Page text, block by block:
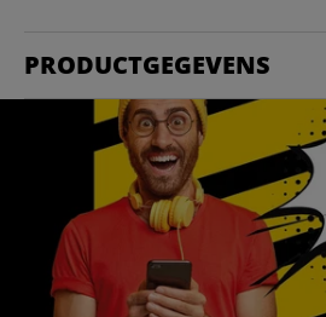
PRODUCTGEGEVENS